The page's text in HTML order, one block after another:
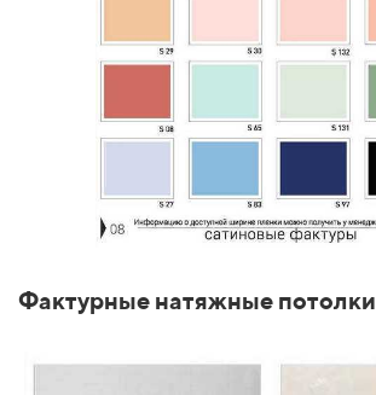
Фактурные натяжные потолки